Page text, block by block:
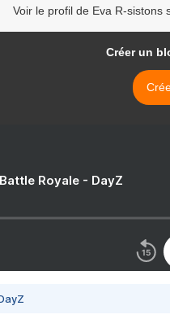
Voir le profil de Eva R-sistons
Créer un
Royale - DayZ